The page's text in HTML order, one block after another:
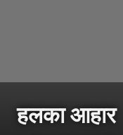
हलका आहार